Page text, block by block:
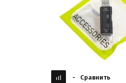
- Сравнить